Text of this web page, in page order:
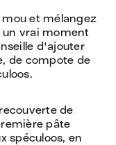
mou et mélangez
un vrai moment
d'ajouter
de compote de
de
pâte
spéculoos, en